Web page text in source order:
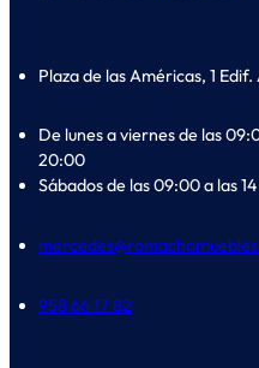
Plaza de las Américas, 1
De lunes a viernes de las
20:00
Sábados de las 09:00 a las
958 66 17 82